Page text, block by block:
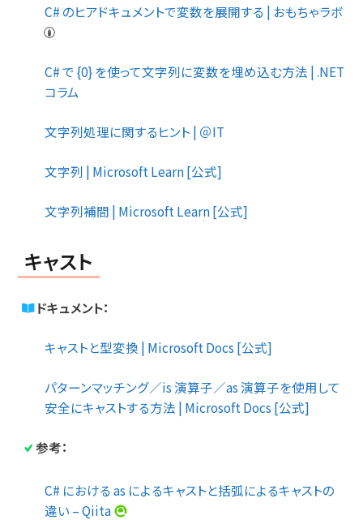
C# のヒアドキュメントで変数を展開する | おもちゃラボ
C# で {0} を使って文字列に変数を埋め込む方法 | .NET
コラム
文字列処理に関するヒント | ＠IT
文字列 | Microsoft Learn [公式]
文字列補間 | Microsoft Learn [公式]
キャスト
ドキュメント：
キャストと型変換 | Microsoft Docs [公式]
パターンマッチング／is 演算子／as 演算子を使用して
安全にキャストする方法 | Microsoft Docs [公式]
参考：
C# における as によるキャストと括弧によるキャストの
違い – Qiita